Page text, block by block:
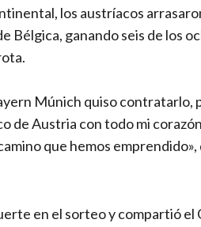
los austríacos
Bélgica, ganando seis de los
Múnich quiso contratarlo,
de Austria con todo mi
que hemos emprendido»,
en el sorteo y compartió el